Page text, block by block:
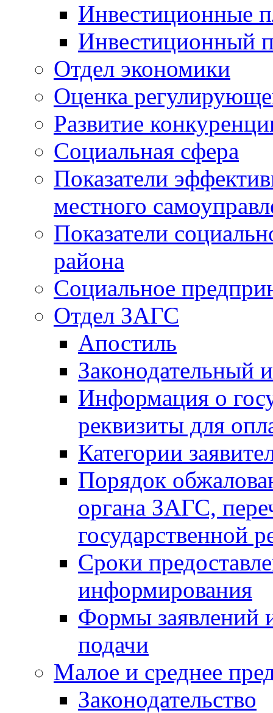
Инвестиционные
Инвестиционный
Отдел экономики
Оценка
Развитие
Социальная сфера
Показатели
местного
Показатели
района
Социальное
Отдел ЗАГС
Апостиль
Законодательный
Информация о
реквизиты для
Категории
Порядок
органа ЗАГС,
государственной
Сроки
информирования
Формы заявлений
подачи
Малое и среднее
Законодательство